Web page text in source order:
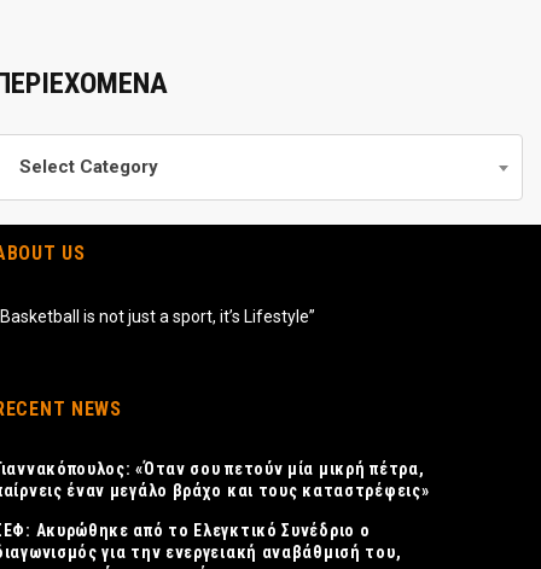
Select Category
US
is not just a sport, it’s Lifestyle”
NEWS
«Όταν σου πετούν μία μικρή πέτρα,
έναν μεγάλο βράχο και τους καταστρέφεις»
Ακυρώθηκε από το Ελεγκτικό Συνέδριο ο
για την ενεργειακή αναβάθμισή του,